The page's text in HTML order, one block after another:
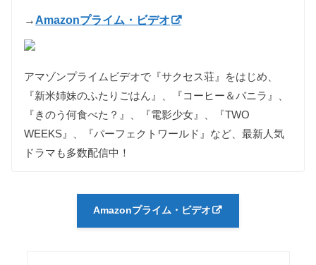
→Amazonプライム・ビデオ
アマゾンプライムビデオで『サクセス荘』をはじめ、
『新米姉妹のふたりごはん』、『コーヒー＆バニラ』、
『きのう何食べた？』、『電影少女』、『TWO
WEEKS』、『パーフェクトワールド』など、最新人気
ドラマも多数配信中！
Amazonプライム・ビデオ